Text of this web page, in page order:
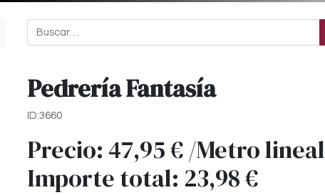
Pedrería Fantasía
ID:3660
Precio: 47,95€/Metro lineal
Importe total: 23,98€